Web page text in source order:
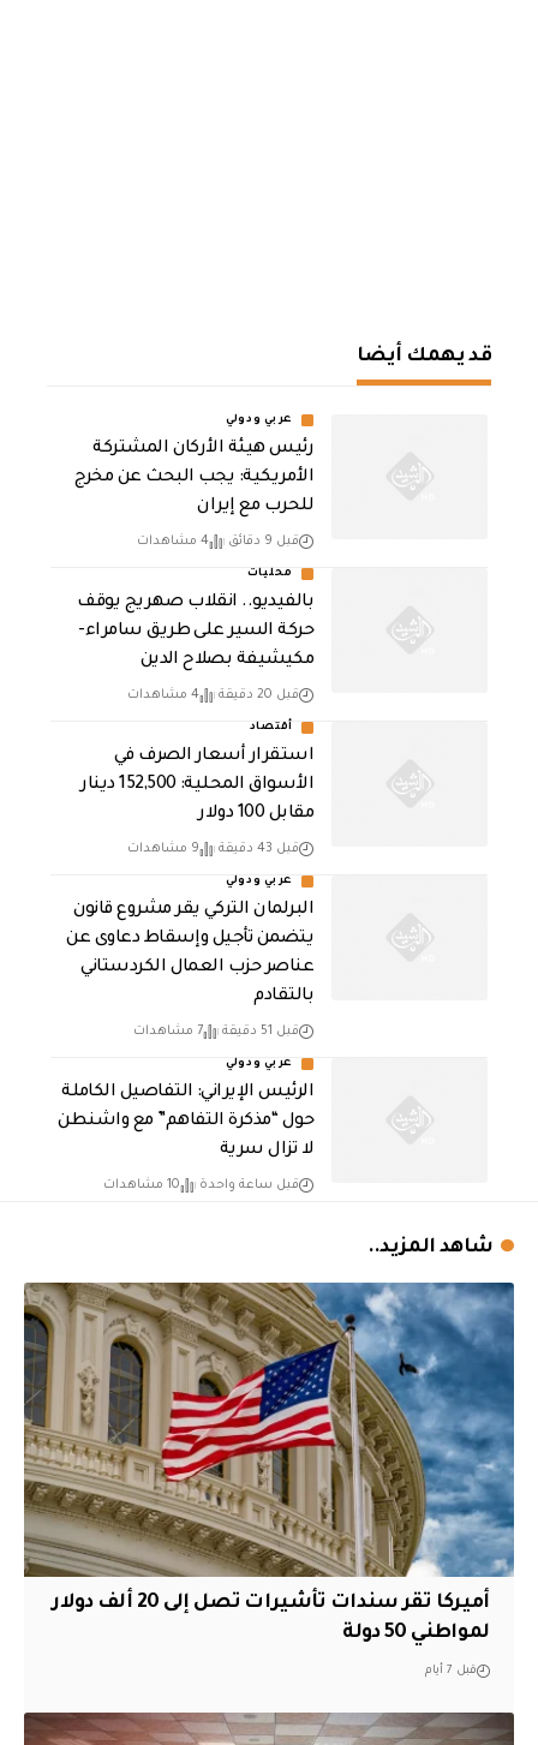
قد يهمك أيضا
عربي ودولي
رئيس هيئة الأركان المشتركة
الأمريكية: يجب البحث عن مخرج
للحرب مع إيران
قبل 9 دقائق 4 مشاهدات
محليات
بالفيديو.. انقلاب صهريج يوقف
حركة السير على طريق سامراء-
مكيشيفة بصلاح الدين
قبل 20 دقيقة 4 مشاهدات
أقتصاد
استقرار أسعار الصرف في
الأسواق المحلية: 152,500 دينار
مقابل 100 دولار
قبل 43 دقيقة 9 مشاهدات
عربي ودولي
البرلمان التركي يقر مشروع قانون
يتضمن تأجيل وإسقاط دعاوى عن
عناصر حزب العمال الكردستاني
بالتقادم
قبل 51 دقيقة 7 مشاهدات
عربي ودولي
الرئيس الإيراني: التفاصيل الكاملة
حول “مذكرة التفاهم” مع واشنطن
لا تزال سرية
قبل ساعة واحدة 10 مشاهدات
شاهد المزيد..
أميركا تقر سندات تأشيرات تصل إلى 20 ألف دولار
لمواطني 50 دولة
قبل 7 أيام